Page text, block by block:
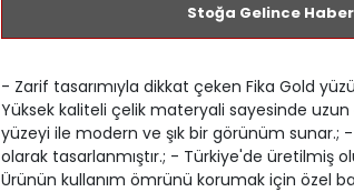
- Zarif tasarımıyla dikkat çeken Fika Gold
Yüksek kaliteli çelik materyali sayesinde uzun
yüzeyi ile modern ve şık bir görünüm sunar.; -
olarak tasarlanmıştır.; - Türkiye'de üretilmiş
Ürünün kullanım ömrünü korumak için özel
Stoğa Gelince